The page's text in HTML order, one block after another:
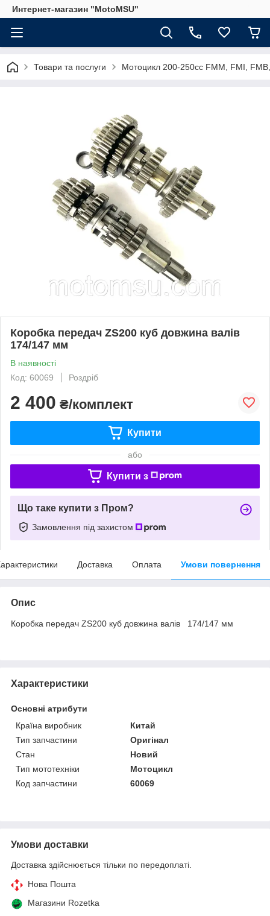
Интернет-магазин "MotoMSU"
Товари та послуги Мотоцикл 200-250cc FMM, FMI,
Коробка передач ZS200 куб довжина валів
174/147 мм
В наявності
Код: 60069
Роздріб
2 400 ₴/комплект
Купити
або
Купити з
Що таке купити з Пром?
Замовлення під захистом
Доставка Оплата Умови повернення
Опис
Коробка передач ZS200 куб довжина валів 174/147 мм
Характеристики
Основні атрибути
Країна виробник
Китай
Тип запчастини
Оригінал
Стан
Новий
Тип мототехніки
Мотоцикл
Код запчастини
60069
Умови доставки
Доставка здійснюється тільки по передоплаті.
Нова Пошта
Магазини Rozetka